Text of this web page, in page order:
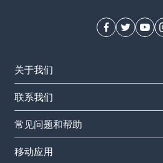
关于我们
联系我们
常见问题和帮助
移动应用